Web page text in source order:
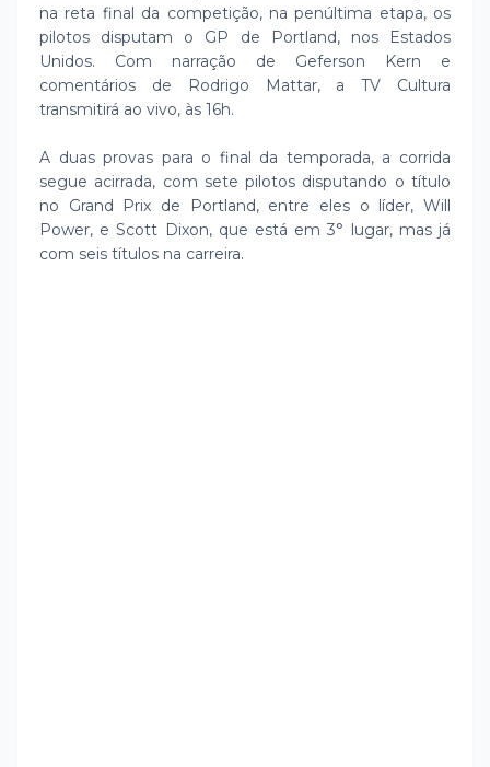
na reta final da competição, na penúltima etapa, os
pilotos disputam o GP de Portland, nos Estados
Unidos. Com narração de Geferson Kern e
comentários de Rodrigo Mattar, a TV Cultura
transmitirá ao vivo, às 16h.
A duas provas para o final da temporada, a corrida
segue acirrada, com sete pilotos disputando o título
no Grand Prix de Portland, entre eles o líder, Will
Power, e Scott Dixon, que está em 3° lugar, mas já
com seis títulos na carreira.